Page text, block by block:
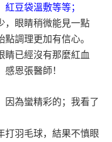
豆袋溫敷等等；
，眼睛稍微能見一點
調理更加有信心。
睛已經沒有那麼紅血
恩張醫師！
因為蠻精彩的；我看了
打羽毛球，結果不慎眼